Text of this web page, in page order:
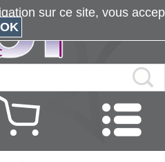
sur ce site, vous
OK